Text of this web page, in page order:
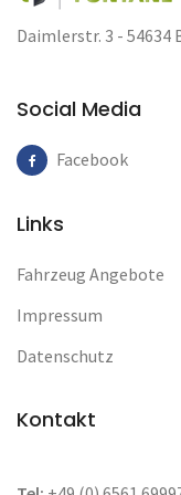
Daimlerstr. 3 - 54634
Social Media
Facebook
Links
Fahrzeug Angebote
Impressum
Datenschutz
Kontakt